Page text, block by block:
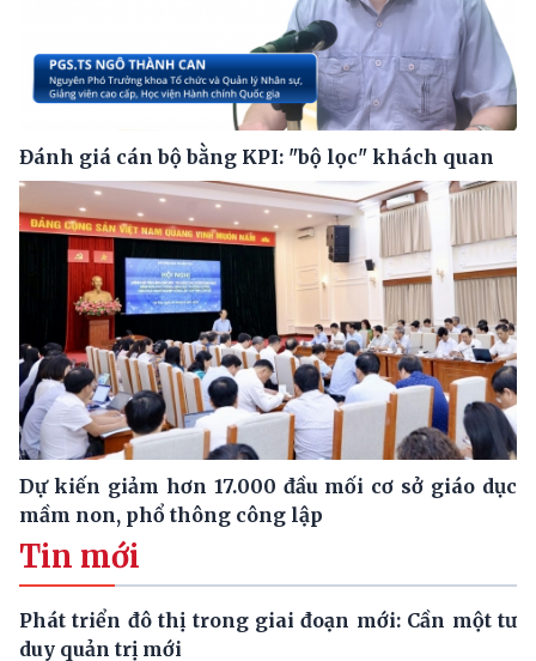
Đánh giá cán bộ bằng KPI: "bộ lọc" khách quan
Dự kiến giảm hơn 17.000 đầu mối cơ sở giáo dục
mầm non, phổ thông công lập
Tin mới
Phát triển đô thị trong giai đoạn mới: Cần một tư
duy quản trị mới